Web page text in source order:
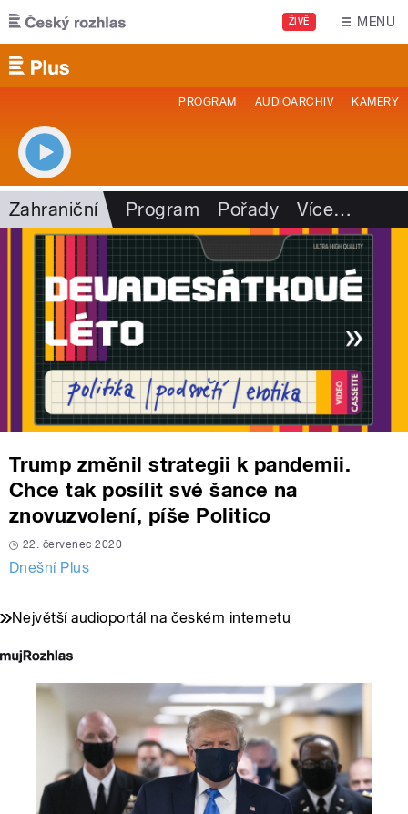
Přejít k hlavnímu obsahu
ŽIVĚ MENU
PROGRAM AUDIOARCHIV KAMERY
Zahraniční Program Pořady Více…
Trump změnil strategii k pandemii.
Chce tak posílit své šance na
znovuzvolení, píše Politico
22. červenec 2020
Dnešní Plus
Největší audioportál na českém internetu